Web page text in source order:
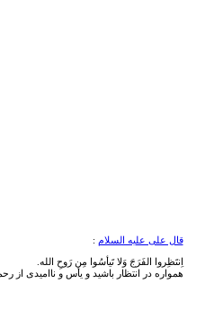
قال علی علیه السلام :
اِنتَظِروا الفَرَجَ وَلا تَیأسُوا مِن رَوحِ الله.
همواره در انتظار باشید و یأس و ناامیدی از رحمت